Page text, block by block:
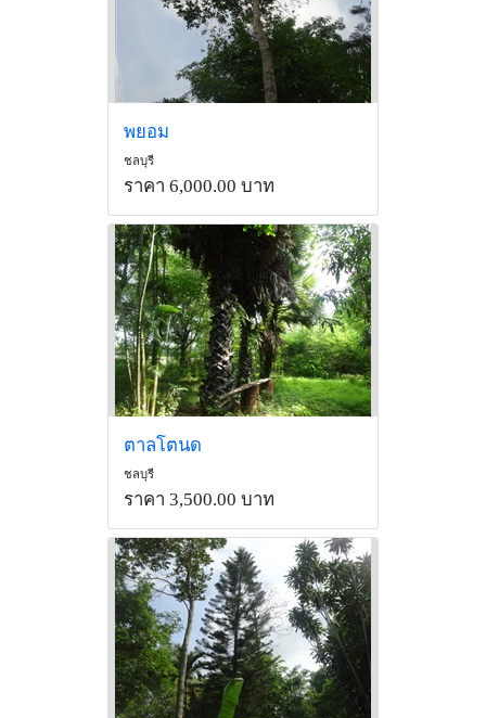
พยอม
ชลบุรี
ราคา 6,000.00 บาท
ตาลโตนด
ชลบุรี
ราคา 3,500.00 บาท